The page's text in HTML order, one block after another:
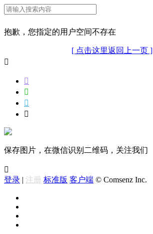
抱歉，您指定的用户空间不存在
[ 点击这里返回上一页 ]





保存图片，在微信识别二维码，关注我们

登录 | 注册 标准版 客户端 © Comsenz Inc.